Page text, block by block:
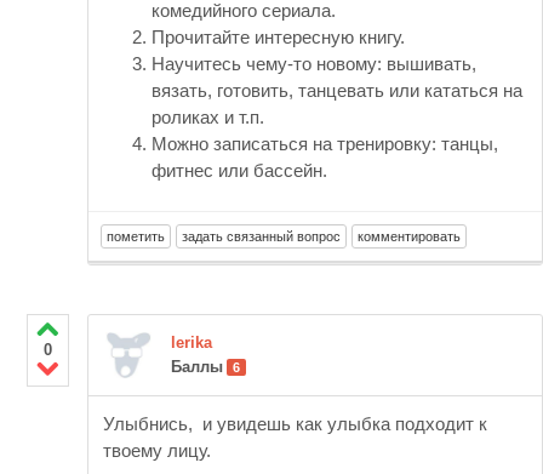
комедийного сериала.
Прочитайте интересную книгу.
Научитесь чему-то новому: вышивать,
вязать, готовить, танцевать или кататься на
роликах и т.п.
Можно записаться на тренировку: танцы,
фитнес или бассейн.
0
lerika
Баллы
6
Улыбнись, и увидешь как улыбка подходит к
твоему лицу.